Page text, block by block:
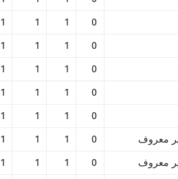
0
1
1
1
0
1
1
1
0
1
1
1
0
1
1
1
0
1
1
1
معروف
0
1
1
1
معروف
0
1
1
1